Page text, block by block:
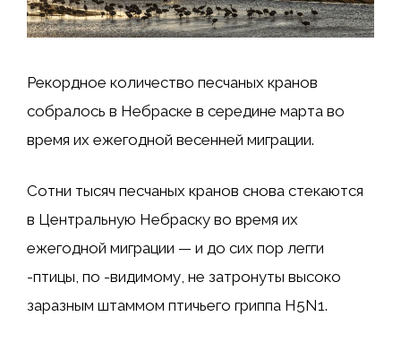
Рекордное количество песчаных кранов
собралось в Небраске в середине марта во
время их ежегодной весенней миграции.
Сотни тысяч песчаных кранов снова стекаются
в Центральную Небраску во время их
ежегодной миграции — и до сих пор легги
-птицы, по -видимому, не затронуты высоко
заразным штаммом птичьего гриппа H5N1.